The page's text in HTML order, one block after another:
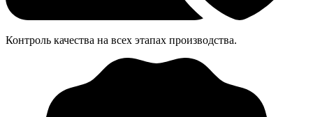
Контроль качества на всех этапах производства.